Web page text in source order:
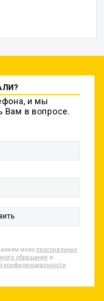
и мы
Вам в вопросе.
моих персональных
обращения и
конфиденциальности